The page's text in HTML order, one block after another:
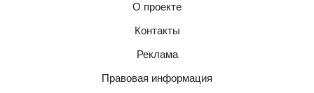
О проекте
Контакты
Реклама
Правовая информация